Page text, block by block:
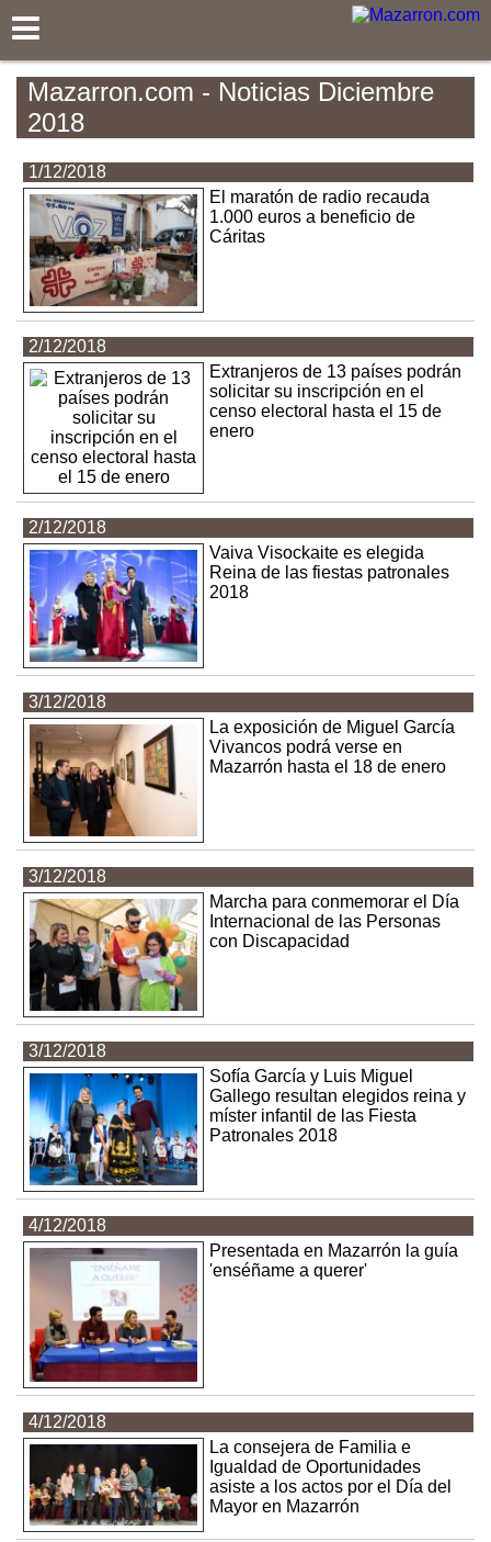
Mazarron.com - Noticias Diciembre
2018
1/12/2018
El maratón de radio recauda
1.000 euros a beneficio de
Cáritas
2/12/2018
Extranjeros de 13 países podrán
solicitar su inscripción en el
censo electoral hasta el 15 de
enero
2/12/2018
Vaiva Visockaite es elegida
Reina de las fiestas patronales
2018
3/12/2018
La exposición de Miguel García
Vivancos podrá verse en
Mazarrón hasta el 18 de enero
3/12/2018
Marcha para conmemorar el Día
Internacional de las Personas
con Discapacidad
3/12/2018
Sofía García y Luis Miguel
Gallego resultan elegidos reina y
míster infantil de las Fiesta
Patronales 2018
4/12/2018
Presentada en Mazarrón la guía
'enséñame a querer'
4/12/2018
La consejera de Familia e
Igualdad de Oportunidades
asiste a los actos por el Día del
Mayor en Mazarrón